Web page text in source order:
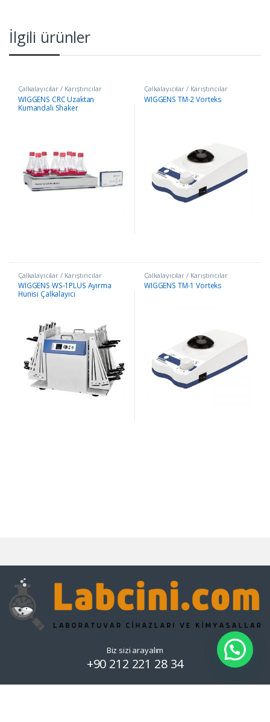
İlgili ürünler
Çalkalayıcılar / Karıştırıcılar
WIGGENS CRC Uzaktan
Kumandalı Shaker
Çalkalayıcılar / Karıştırıcılar
WIGGENS TM-2 Vorteks
Çalkalayıcılar / Karıştırıcılar
WIGGENS WS-1PLUS Ayırma
Hunisi Çalkalayıcı
Çalkalayıcılar / Karıştırıcılar
WIGGENS TM-1 Vorteks
Biz sizi arayalım
+90 212 221 28 34